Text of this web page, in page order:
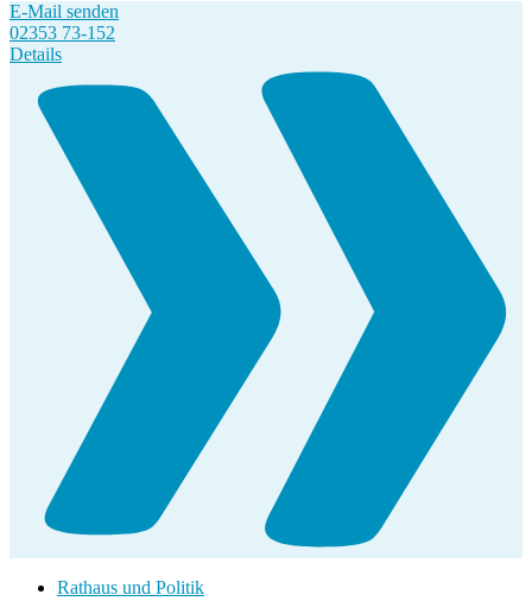
E-Mail senden
02353 73-152
Details
Rathaus und Politik